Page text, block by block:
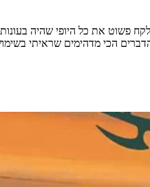
הכי מדהימים שראיתי